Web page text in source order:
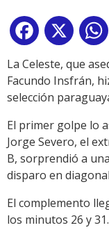
Facebook
X
La Celeste, que
Facundo Insfrán,
selección
El primer golpe lo
Jorge Severo, el
B, sorprendió a
disparo en
El complemento
los minutos 26 y 31.